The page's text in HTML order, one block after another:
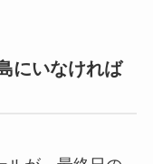
にいなければ